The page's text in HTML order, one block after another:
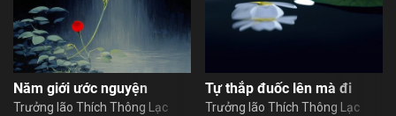
Năm giới ước nguyện
Trưởng lão Thích Thông Lạc
Tự thắp đuốc lên mà đi
Trưởng lão Thích Thông Lạc